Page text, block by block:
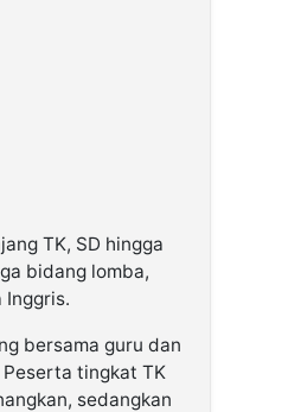
TK, SD hingga
bidang lomba,
Inggris.
bersama guru dan
tingkat TK
sedangkan